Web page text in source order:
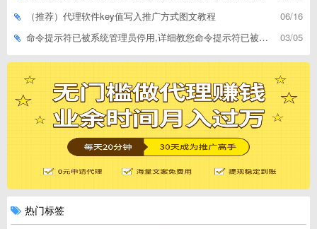
06/16
（推荐）代理软件key值写入推广方式图文教程
03/05
命令提示符已被系统管理员停用,详细教您命令提示符已被系统管理员停用怎么办
热门标签